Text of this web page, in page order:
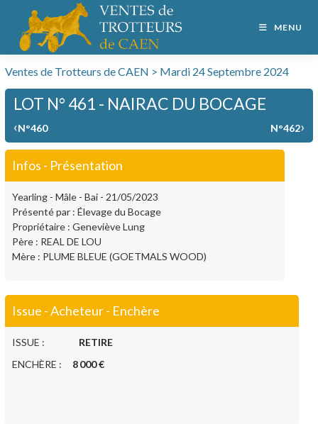
MENU
Ventes de Trotteurs de CAEN > Mardi 24 Septembre 2024
LOT N° 461 - NAIRAC DU BOCAGE
‹N°460 N°462›
Infos - Présentation
Yearling - Mâle - Bai - 21/05/2023
Présenté par : Élevage du Bocage
Propriétaire : Geneviève Lung
Père : REAL DE LOU
Mère : PLUME BLEUE (GOETMALS WOOD)
Issue - Acheteur - Enchère
ISSUE : RETIRE
ENCHÈRE : 8 000 €